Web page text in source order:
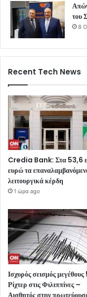
του
8
Recent Tech News
Credia Bank: Στα 53,6
ευρώ τα
λειτουργικά κέρδη
1 ώρα ago
Ισχυρός σεισμός
Ρίχτερ στις Φιλιππίνες –
Αισθητός στην